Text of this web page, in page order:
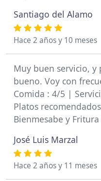
Santiago del Alamo
Hace 2 años y 10 meses
Muy buen servicio,
bueno. Voy con
Comida : 4/5 |
Platos
Bienmesabe y
José Luis Marzal
Hace 2 años y 11 meses